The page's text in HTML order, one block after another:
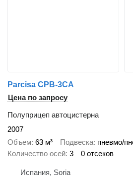
Parcisa CPB-3CA
Цена по запросу
Полуприцеп автоцистерна
2007
Объем 63 м³ Подвеска пневмо/
Количество осей 3 0 отсеков
Испания, Soria